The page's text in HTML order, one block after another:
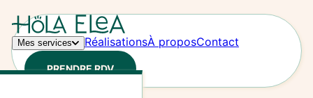
Mes services RéalisationsÀ proposContact
PRENDRE RDV